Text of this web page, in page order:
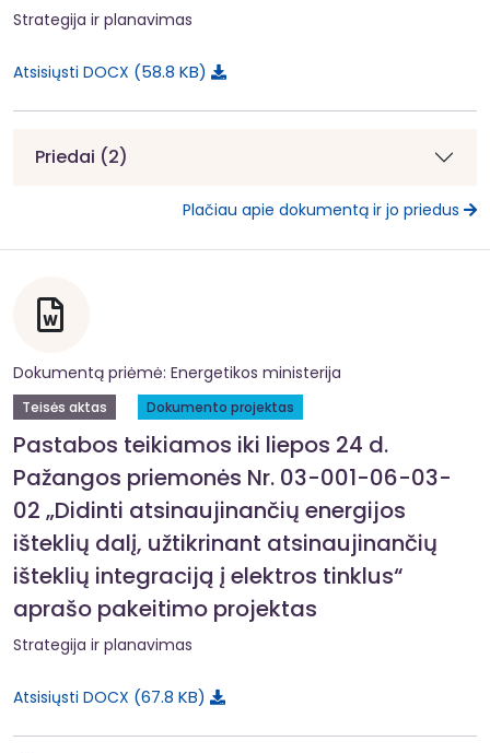
Strategija ir planavimas
Atsisiųsti DOCX 58.8 KB
Priedai (2)
Plačiau apie dokumentą ir jo priedus
Dokumentą priėmė: Energetikos ministerija
Teisės aktas Dokumento projektas
Pastabos teikiamos iki liepos 24 d.
Pažangos priemonės Nr. 03-001-06-03-
02 „Didinti atsinaujinančių energijos
išteklių dalį, užtikrinant atsinaujinančių
išteklių integraciją į elektros tinklus“
aprašo pakeitimo projektas
Strategija ir planavimas
Atsisiųsti DOCX 67.8 KB